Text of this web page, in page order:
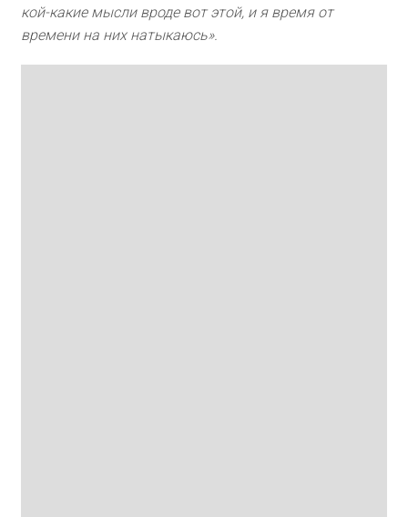
кой-какие мысли вроде вот этой, и я время от
времени на них натыкаюсь».